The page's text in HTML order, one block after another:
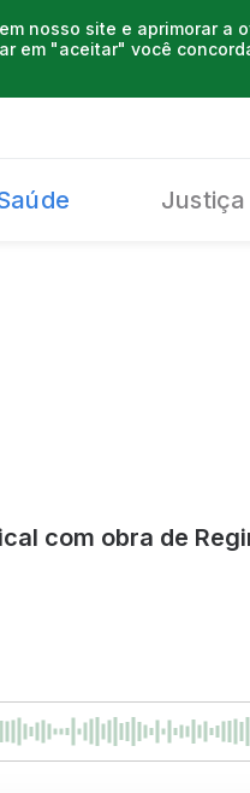
nosso site e aprimorar a
em "aceitar" você
Justiça
com obra de